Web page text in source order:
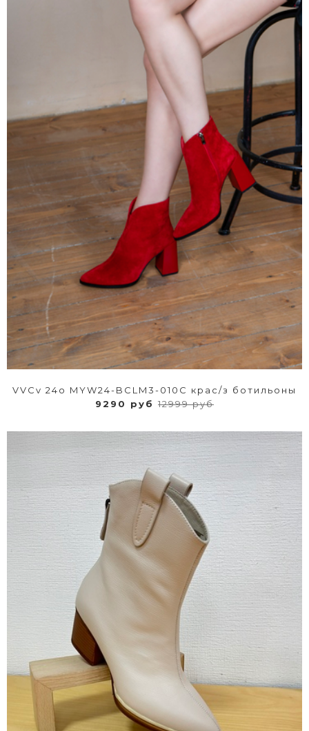
VVCv 24о MYW24-BCLM3-010C крас/з ботильоны
9290 руб 12999 руб